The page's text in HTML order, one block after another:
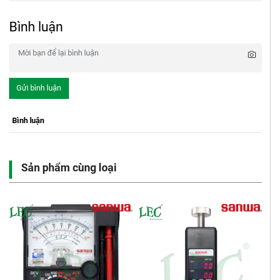
Bình luận
Gửi bình luận
Bình luận
Sản phẩm cùng loại